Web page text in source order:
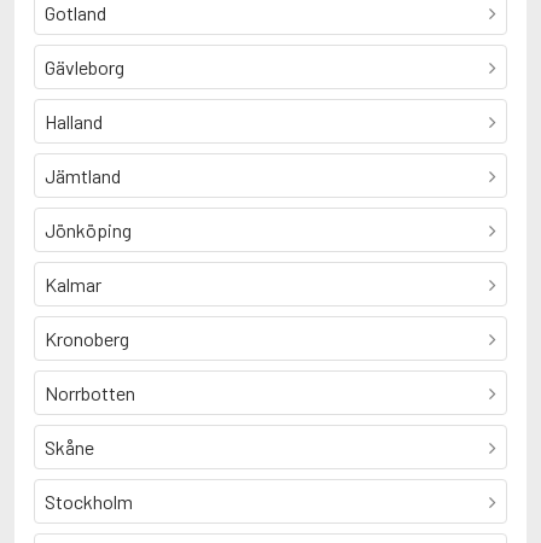
Gotland
Gävleborg
Halland
Jämtland
Jönköping
Kalmar
Kronoberg
Norrbotten
Skåne
Stockholm